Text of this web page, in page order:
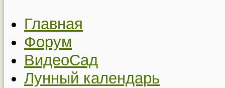
Главная
Форум
ВидеоСад
Лунный календарь